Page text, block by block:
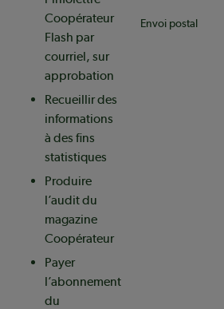
Coopérateur
Flash par
courriel, sur
approbation
Recueillir des
informations
à des fins
statistiques
Produire
l’audit du
magazine
Coopérateur
Payer
l’abonnement
du
Envoi postal